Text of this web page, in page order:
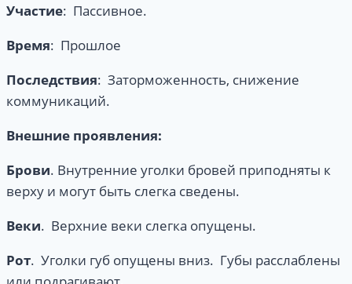
Участие: Пассивное.
Время: Прошлое
Последствия: Заторможенность, снижение
коммуникаций.
Внешние проявления:
Брови. Внутренние уголки бровей приподняты к
верху и могут быть слегка сведены.
Веки. Верхние веки слегка опущены.
Рот. Уголки губ опущены вниз. Губы расслаблены